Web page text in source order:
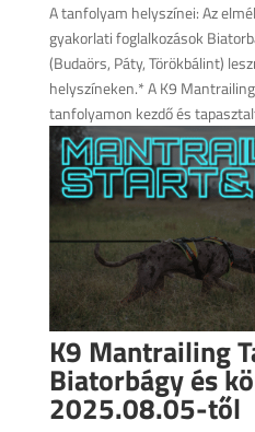
A tanfolyam helyszínei: Az
gyakorlati foglalkozások
(Budaörs, Páty, Törökbálint)
helyszíneken.* A K9
tanfolyamon kezdő és
K9 Mantrailing
Biatorbágy és
2025.08.05-től